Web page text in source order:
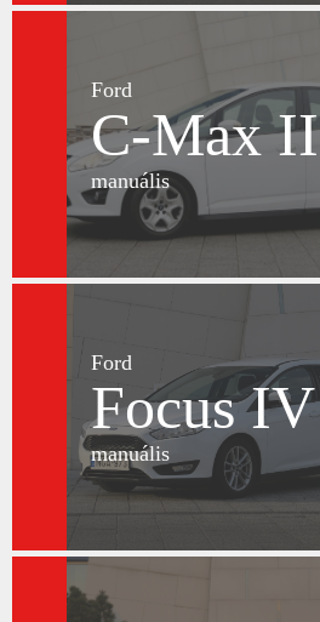
Ford
C-Max II
manuális
Ford
Focus IV
manuális